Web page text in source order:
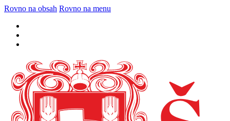
Rovno na obsah Rovno na menu